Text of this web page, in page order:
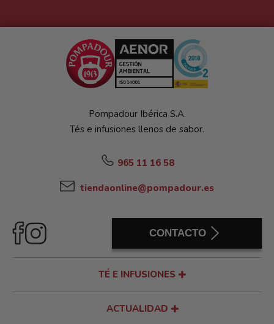
Pompadour Ibérica S.A.
Tés e infusiones llenos de sabor.
965 11 16 58
tiendaonline@pompadour.es
CONTACTO
TÉ E INFUSIONES
ACTUALIDAD